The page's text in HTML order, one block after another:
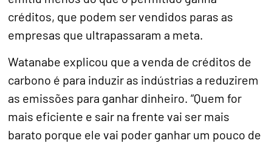
créditos, que podem ser vendidos paras as
empresas que ultrapassaram a meta.
Watanabe explicou que a venda de créditos de
carbono é para induzir as indústrias a reduzirem
as emissões para ganhar dinheiro. “Quem for
mais eficiente e sair na frente vai ser mais
barato porque ele vai poder ganhar um pouco de